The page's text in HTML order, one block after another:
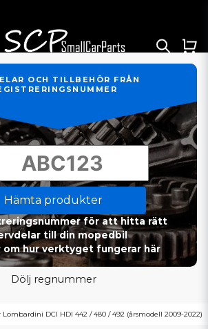
OCH TILLBEHÖR FRÅN
Hämta produkter
för att hitta rätt
till din mopedbil
om hur verktyget fungerar här
Dölj regnummer
DCI HDI 442 / 480 / 492 (årsmodell 2009-2022)